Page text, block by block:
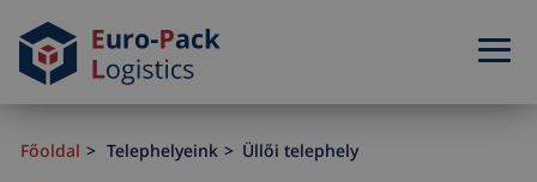
Főoldal Telephelyeink Üllői telephely